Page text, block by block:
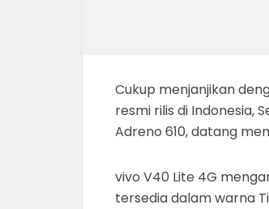
Cukup menjanjikan
resmi rilis di Indonesia,
Adreno 610, datang
vivo V40 Lite 4G
tersedia dalam warna